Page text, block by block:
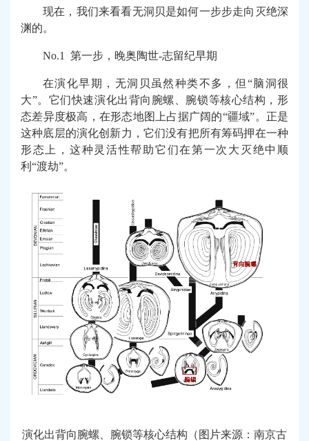
现在，我们来看看无洞贝是如何一步步走向灭绝深
渊的。
No.1 第一步，晚奥陶世-志留纪早期
在演化早期，无洞贝虽然种类不多，但“脑洞很
大”。它们快速演化出背向腕螺、腕锁等核心结构，形
态差异度极高，在形态地图上占据广阔的“疆域”。正是
这种底层的演化创新力，它们没有把所有筹码押在一种
形态上，这种灵活性帮助它们在第一次大灭绝中顺
利“渡劫”。
演化出背向腕螺、腕锁等核心结构（图片来源：南京古